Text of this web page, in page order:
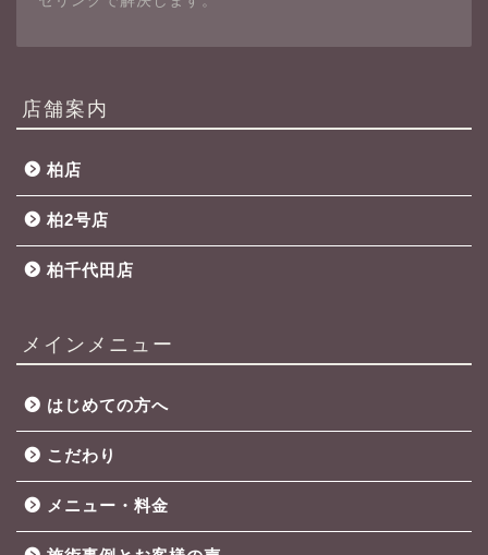
店舗案内
柏店
柏2号店
柏千代田店
メインメニュー
はじめての方へ
こだわり
メニュー・料金